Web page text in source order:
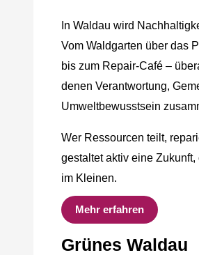
In Waldau wird
Vom Waldgarten über das
bis zum Repair-Café –
denen Verantwortung,
Umweltbewusstsein
Wer Ressourcen teilt,
gestaltet aktiv eine
im Kleinen.
Mehr erfahren
Grünes Waldau